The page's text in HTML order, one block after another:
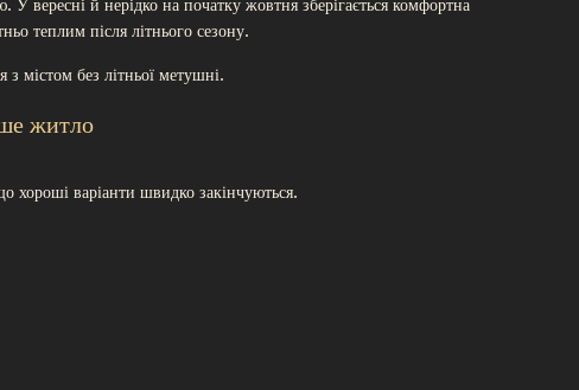
вересні й нерідко на початку жовтня зберігається комфортна
теплим після літнього сезону.
містом без літньої метушні.
житло
хороші варіанти швидко закінчуються.